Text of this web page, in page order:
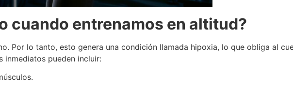
cuando entrenamos en altitud?
Por lo tanto, esto genera una condición llamada hipoxia, lo que obliga al
inmediatos pueden incluir: